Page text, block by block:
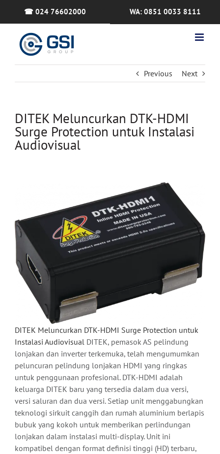
☎ 024 76602000 WA: 0851 0033 8111
Previous Next
DITEK Meluncurkan DTK-HDMI
Surge Protection untuk Instalasi
Audiovisual
DITEK Meluncurkan DTK-HDMI Surge Protection untuk
Instalasi Audiovisual DITEK, pemasok AS pelindung
lonjakan dan inverter terkemuka, telah mengumumkan
peluncuran pelindung lonjakan HDMI yang ringkas
untuk penggunaan profesional. DTK-HDMI adalah
keluarga DITEK baru yang tersedia dalam dua versi,
versi saluran dan dua versi. Setiap unit menggabungkan
teknologi sirkuit canggih dan rumah aluminium berlapis
bubuk yang kokoh untuk memberikan perlindungan
lonjakan dalam instalasi multi-display. Unit ini
kompatibel dengan format definisi tinggi (HD) terbaru,